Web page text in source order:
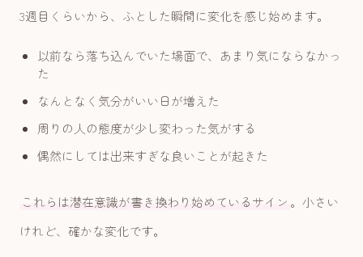
3週目くらいから、ふとした瞬間に変化を感じ始めます。
以前なら落ち込んでいた場面で、あまり気にならなかっ
た
なんとなく気分がいい日が増えた
周りの人の態度が少し変わった気がする
偶然にしては出来すぎな良いことが起きた
これらは潜在意識が書き換わり始めているサイン 。小さい
けれど、確かな変化です。